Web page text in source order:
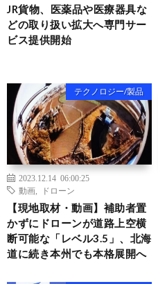
JR貨物、医薬品や医療器具な
どの取り扱い拡大へ専門サー
ビス提供開始
テクノロジー/製品
2023.12.14 06:00:25
動画
ドローン
【現地取材・動画】補助者置
かずにドローンが道路上空横
断可能な「レベル3.5」、北海
道に続き本州でも本格展開へ